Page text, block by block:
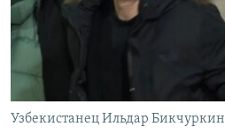
Узбекистанец Ильдар Бикчуркин